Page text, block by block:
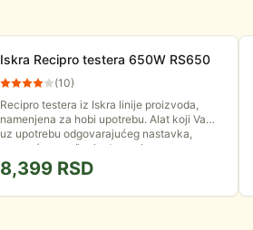
Iskra Recipro testera 650W RS650
(10)
Recipro testera iz Iskra linije proizvoda,
namenjena za hobi upotrebu. Alat koji Vam,
uz upotrebu odgovarajućeg nastavka,
omogućava sečenje drveta i...
8,399 RSD